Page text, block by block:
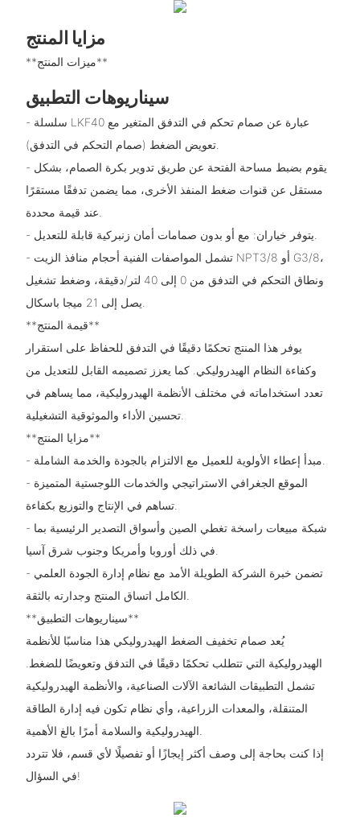
مزايا المنتج
**ميزات المنتج**
سيناريوهات التطبيق
- سلسلة LKF40 عبارة عن صمام تحكم في التدفق المتغير مع
تعويض الضغط (صمام التحكم في التدفق).
- يقوم بضبط مساحة الفتحة عن طريق تدوير بكرة الصمام، بشكل
مستقل عن قنوات ضغط المنفذ الأخرى، مما يضمن تدفقًا مستقرًا
- تشمل المواصفات الفنية أحجام منافذ الزيت NPT3/8 أو G3/8،
ونطاق التحكم في التدفق من 0 إلى 40 لتر/دقيقة، وضغط تشغيل
**قيمة المنتج**
يوفر هذا المنتج تحكمًا دقيقًا في التدفق للحفاظ على استقرار
وكفاءة النظام الهيدروليكي. كما يعزز تصميمه القابل للتعديل من
تعدد استخداماته في مختلف الأنظمة الهيدروليكية، مما يساهم في
تحسين الأداء والموثوقية التشغيلية.
**مزايا المنتج**
- الموقع الجغرافي الاستراتيجي والخدمات اللوجستية المتميزة
تساهم في الإنتاج والتوزيع بكفاءة.
- شبكة مبيعات راسخة تغطي الصين وأسواق التصدير الرئيسية بما
- تضمن خبرة الشركة الطويلة الأمد مع نظام إدارة الجودة العلمي
**سيناريوهات التطبيق**
يُعد صمام تخفيف الضغط الهيدروليكي هذا مناسبًا للأنظمة
الهيدروليكية التي تتطلب تحكمًا دقيقًا في التدفق وتعويضًا للضغط.
تشمل التطبيقات الشائعة الآلات الصناعية، والأنظمة الهيدروليكية
المتنقلة، والمعدات الزراعية، وأي نظام تكون فيه إدارة الطاقة
إذا كنت بحاجة إلى وصف أكثر إيجازًا أو تفصيلًا لأي قسم، فلا تتردد
في السؤال!